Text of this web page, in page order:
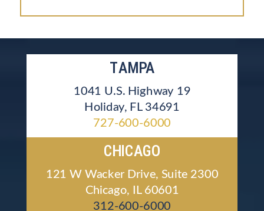
TAMPA
1041 U.S. Highway 19
Holiday, FL 34691
727-600-6000
CHICAGO
121 W Wacker Drive, Suite 2300
Chicago, IL 60601
312-600-6000